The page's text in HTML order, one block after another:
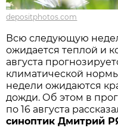
depositphotos.com
Всю следующую
ожидается теплой и
августа
климатической
недели ожидаются
дожди. Об этом в
по 16 августа
синоптик Дмитрий